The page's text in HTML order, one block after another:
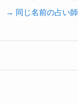
→ 同じ名前の占い師